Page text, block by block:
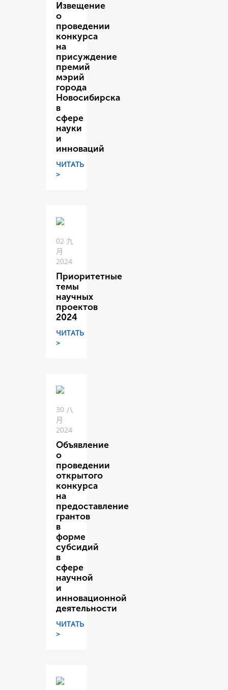
Извещение
о
проведении
конкурса
на
присуждение
премий
мэрий
города
Новосибирска
в
сфере
науки
и
инноваций
ЧИТАТЬ
>
02 九
月
2024
Приоритетные
темы
научных
проектов
2024
ЧИТАТЬ
>
30 八
月
2024
Объявление
о
проведении
открытого
конкурса
на
предоставление
грантов
в
форме
субсидий
в
сфере
научной
и
инновационной
деятельности
ЧИТАТЬ
>